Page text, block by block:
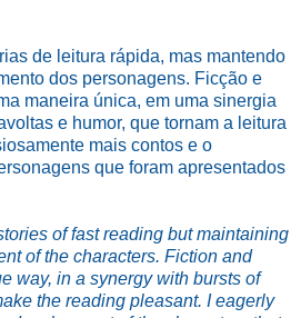
de leitura rápida, mas mantendo
dos personagens. Ficção e
maneira única, em uma sinergia
e humor, que tornam a leitura
mais contos e o
que foram apresentados
of fast reading but maintaining
of the characters. Fiction and
way, in a synergy with bursts of
the reading pleasant. I eagerly